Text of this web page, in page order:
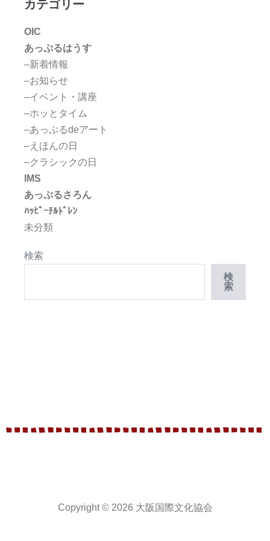
カテゴリー
OIC
あっぷるはうす
–新着情報
–お知らせ
–イベント・講座
–ホッとタイム
–あっぷるdeアート
–えほんの日
–クラシックの日
IMS
あっぷるさろん
ﾊｯﾋﾟｰﾁﾙﾄﾞﾚﾝ
未分類
検索
検
索
Copyright © 2026 大阪国際文化協会